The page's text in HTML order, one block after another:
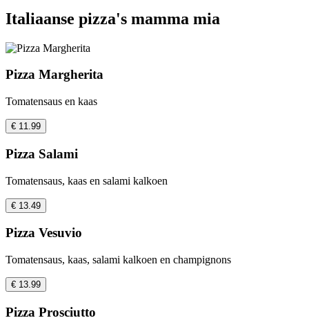
Italiaanse pizza's mamma mia
Pizza Margherita
Tomatensaus en kaas
€ 11.99
Pizza Salami
Tomatensaus, kaas en salami kalkoen
€ 13.49
Pizza Vesuvio
Tomatensaus, kaas, salami kalkoen en champignons
€ 13.99
Pizza Prosciutto